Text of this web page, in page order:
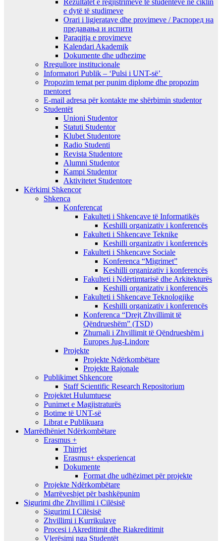
e dytë të studimeve
Orari i ligjeratave dhe provimeve / Распоред на
предавањa и испити
Paraqitja e provimeve
Kalendari Akademik
Dokumente dhe udhezime
Rregullore institucionale
Informatori Publik – ‘Pulsi i UNT-së’
Propozim temat per punim diplome dhe propozim
mentoret
E-mail adresa për kontakte me shërbimin studentor
Studentët
Unioni Studentor
Statuti Studentor
Klubet Studentore
Radio Studenti
Revista Studentore
Alumni Studentor
Kampi Studentor
Aktivitetet Studentore
Kërkimi Shkencor
Shkenca
Konferencat
Fakulteti i Shkencave të Informatikës
Keshilli organizativ i konferencës
Fakulteti i Shkencave Teknike
Keshilli organizativ i konferencës
Fakulteti i Shkencave Sociale
Konferenca “Migrimet”
Keshilli organizativ i konferencës
Fakulteti i Ndërtimtarisë dhe Arkitekturës
Keshilli organizativ i konferencës
Fakulteti i Shkencave Teknologjike
Keshilli organizativ i konferencës
Konferenca “Drejt Zhvillimit të
Qëndrueshëm” (TSD)
Zhurnali i Zhvillimit të Qëndrueshëm i
Europes Jug-Lindore
Projekte
Projekte Ndërkombëtare
Projekte Rajonale
Publikimet Shkencore
Staff Scientific Research Repositorium
Projektet Hulumtuese
Punimet e Magjistraturës
Botime të UNT-së
Librat e Publikuara
Marrëdhëniet Ndërkombëtare
Erasmus +
Thirrjet
Erasmus+ eksperiencat
Dokumente
Format dhe udhëzimet për projekte
Projekte Ndërkombëtare
Marrëveshjet për bashkëpunim
Sigurimi dhe Zhvillimi i Cilësisë
Sigurimi I Cilësisë
Zhvillimi i Kurrikulave
Procesi i Akreditimit dhe Riakreditimit
Vlerësimi nga Studentët